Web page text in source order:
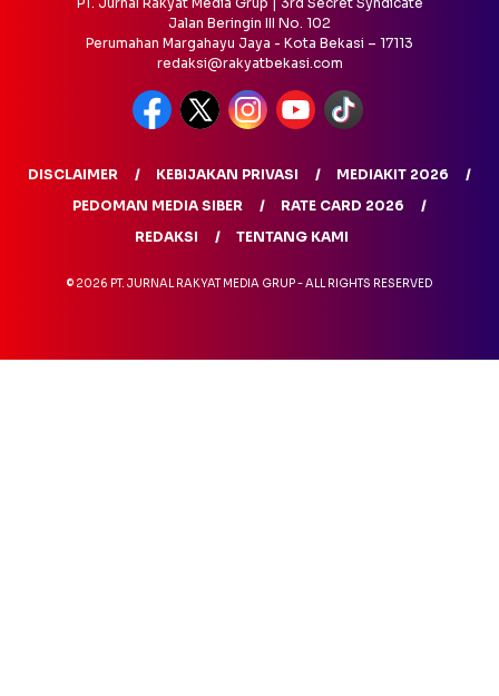
Jalan Beringin III No. 102
Perumahan Margahayu Jaya - Kota Bekasi – 17113
redaksi@rakyatbekasi.com
DISCLAIMER KEBIJAKAN PRIVASI
MEDIAKIT 2026
PEDOMAN MEDIA SIBER
RATE CARD 2026
REDAKSI
TENTANG KAMI
© 2026 PT. JURNAL RAKYAT MEDIA GRUP - ALL RIGHTS RESERVED